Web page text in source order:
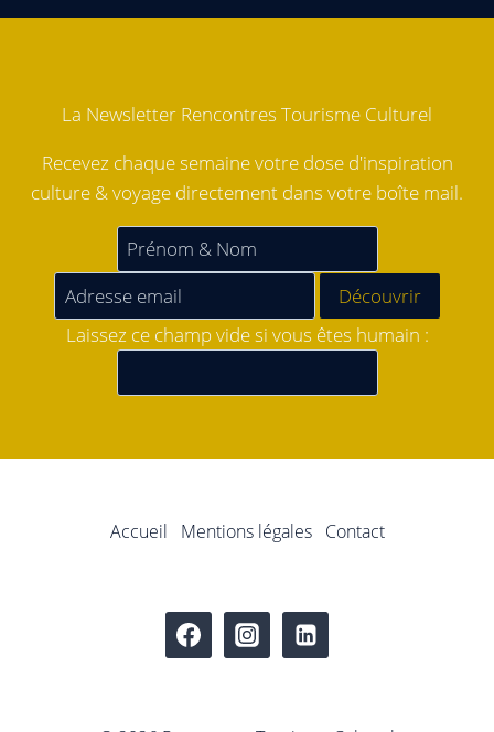
La Newsletter Rencontres Tourisme Culturel
Recevez chaque semaine votre dose d'inspiration
culture & voyage directement dans votre boîte mail.
Laissez ce champ vide si vous êtes humain :
Accueil Mentions légales Contact